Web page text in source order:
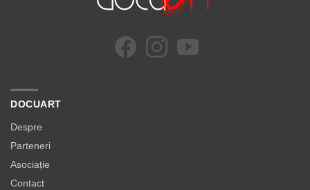
DOCUART
Despre
Parteneri
Asociație
Contact